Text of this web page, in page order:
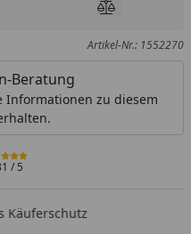
hinzufügenProdukt
Artikel-Nr.: 1552270
Beratung
Informationen zu diesem
/ 5
Käuferschutz